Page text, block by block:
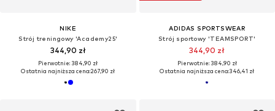
NIKE
Strój treningowy 'Academy25'
344,90 zł
Pierwotnie: 384,90 zł
Ostatnia najniższa cena:267,90 zł
ADIDAS SPORTSWEAR
Strój sportowy 'TEAMSPORT'
344,90 zł
Pierwotnie: 384,90 zł
Ostatnia najniższa cena:346,41 zł